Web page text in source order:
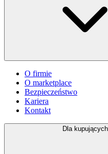
O firmie
O marketplace
Bezpieczeństwo
Kariera
Kontakt
Dla kupujących